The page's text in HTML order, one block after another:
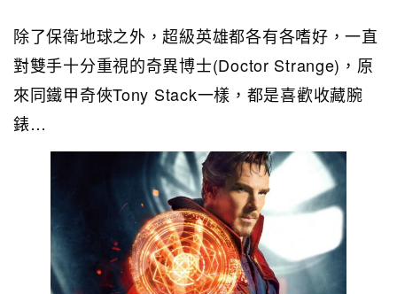
除了保衛地球之外，超級英雄都各有各嗜好，一直
對雙手十分重視的奇異博士(Doctor Strange)，原
來同鐵甲奇俠Tony Stack一樣，都是喜歡收藏腕
錶…